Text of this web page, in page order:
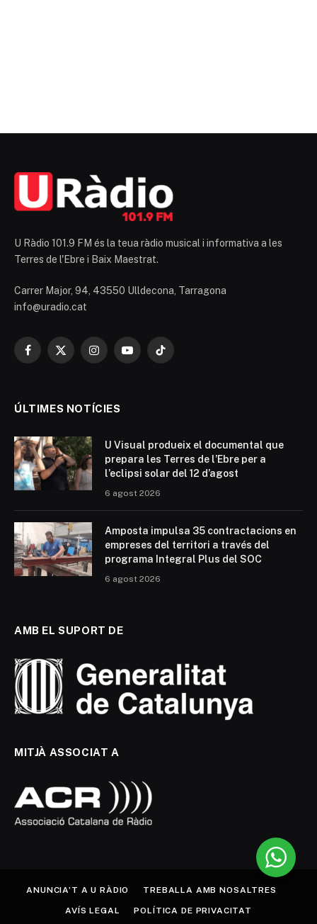
U Ràdio 101.9 FM és la teua ràdio musical i informativa a les
Terres de l'Ebre i Baix Maestrat.
Carrer Major, 94, 43550 Ulldecona, Tarragona
info@uradio.cat
Facebook
X
InstagramYouTubeTikTok
ÚLTIMES NOTÍCIES
U Visual produeix el documental que
prepara les Terres de l’Ebre per a
l’eclipsi solar del 12 d’agost
6 agost 2026
Amposta impulsa 35 contractacions en
empreses del territori a través del
programa Integral Plus del SOC
6 agost 2026
AMB EL SUPORT DE
MITJÀ ASSOCIAT A
ANUNCIA’T A U RÀDIO TREBALLA AMB NOSALTRES
AVÍS LEGAL POLÍTICA DE PRIVACITAT